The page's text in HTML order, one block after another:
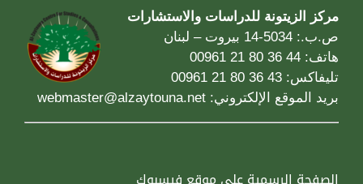
مركز الزيتونة للدراسات والاستشارات
ص.ب.: 5034-14 بيروت – لبنان
هاتف: 44 36 80 21 00961
تليفاكس: 43 36 80 21 00961
بريد الموقع الإلكتروني: webmaster@alzaytouna.net